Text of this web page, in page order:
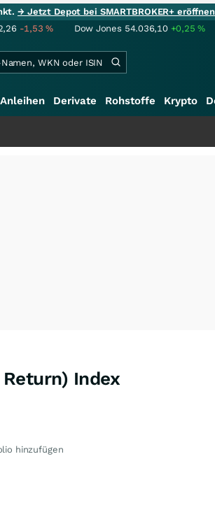
→ Jetzt Depot bei SMARTBROKER+
-1,53% Dow Jones 54.036,10 +0,25%
Anleihen Derivate Rohstoffe Krypto
Index
hinzufügen